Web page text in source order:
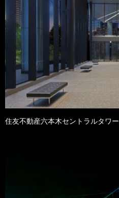
住友不動産六本木セントラルタワー